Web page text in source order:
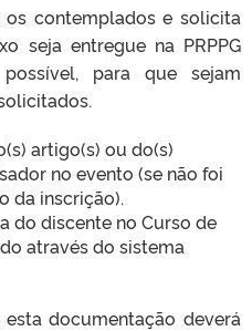
os contemplados e solicita
seja entregue na PRPPG
para que sejam
artigo(s) ou do(s)
no evento (se não foi
da inscrição).
do discente no Curso de
através do sistema
documentação deverá